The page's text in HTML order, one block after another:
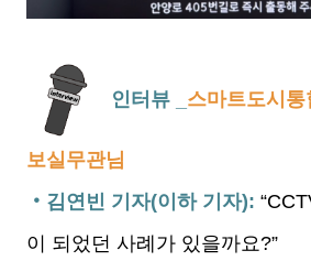
인터뷰 _ 스마트도시
보실무관님
‧김연빈 기자(이하 기자):
이 되었던 사례가 있을까요?”